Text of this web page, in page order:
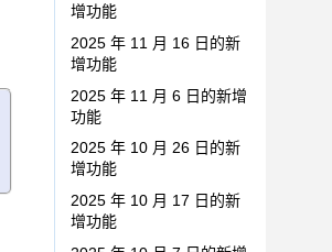
增功能
2025 年 11 月 16 日的新
增功能
2025 年 11 月 6 日的新增
功能
2025 年 10 月 26 日的新
增功能
2025 年 10 月 17 日的新
增功能